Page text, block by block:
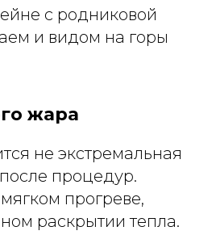
с родниковой
и видом на горы
жара
не экстремальная
процедур.
прогреве,
раскрытии тепла.